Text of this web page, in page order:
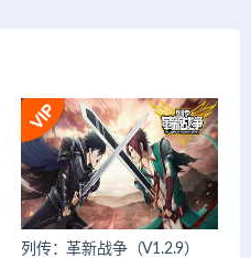
列传：革新战争（V1.2.9）